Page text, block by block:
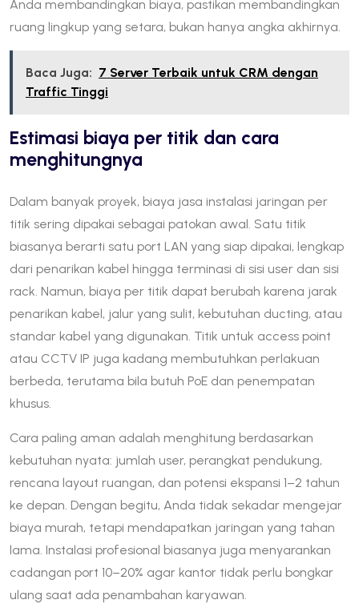
Anda membandingkan biaya, pastikan membandingkan
ruang lingkup yang setara, bukan hanya angka akhirnya.
Baca Juga: 7 Server Terbaik untuk CRM dengan
Traffic Tinggi
Estimasi biaya per titik dan cara
menghitungnya
Dalam banyak proyek, biaya jasa instalasi jaringan per
titik sering dipakai sebagai patokan awal. Satu titik
biasanya berarti satu port LAN yang siap dipakai, lengkap
dari penarikan kabel hingga terminasi di sisi user dan sisi
rack. Namun, biaya per titik dapat berubah karena jarak
penarikan kabel, jalur yang sulit, kebutuhan ducting, atau
standar kabel yang digunakan. Titik untuk access point
atau CCTV IP juga kadang membutuhkan perlakuan
berbeda, terutama bila butuh PoE dan penempatan
khusus.
Cara paling aman adalah menghitung berdasarkan
kebutuhan nyata: jumlah user, perangkat pendukung,
rencana layout ruangan, dan potensi ekspansi 1–2 tahun
ke depan. Dengan begitu, Anda tidak sekadar mengejar
biaya murah, tetapi mendapatkan jaringan yang tahan
lama. Instalasi profesional biasanya juga menyarankan
cadangan port 10–20% agar kantor tidak perlu bongkar
ulang saat ada penambahan karyawan.